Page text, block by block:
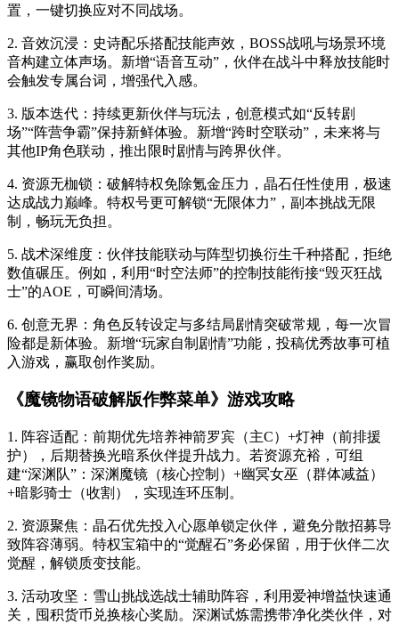
置，一键切换应对不同战场。
2. 音效沉浸：史诗配乐搭配技能声效，BOSS战吼与场景环境
音构建立体声场。新增“语音互动”，伙伴在战斗中释放技能时
会触发专属台词，增强代入感。
3. 版本迭代：持续更新伙伴与玩法，创意模式如“反转剧
场”“阵营争霸”保持新鲜体验。新增“跨时空联动”，未来将与
其他IP角色联动，推出限时剧情与跨界伙伴。
4. 资源无枷锁：破解特权免除氪金压力，晶石任性使用，极速
达成战力巅峰。特权号更可解锁“无限体力”，副本挑战无限
制，畅玩无负担。
5. 战术深维度：伙伴技能联动与阵型切换衍生千种搭配，拒绝
数值碾压。例如，利用“时空法师”的控制技能衔接“毁灭狂战
士”的AOE，可瞬间清场。
6. 创意无界：角色反转设定与多结局剧情突破常规，每一次冒
险都是新体验。新增“玩家自制剧情”功能，投稿优秀故事可植
入游戏，赢取创作奖励。
《魔镜物语破解版作弊菜单》游戏攻略
1. 阵容适配：前期优先培养神箭罗宾（主C）+灯神（前排援
护），后期替换光暗系伙伴提升战力。若资源充裕，可组
建“深渊队”：深渊魔镜（核心控制）+幽冥女巫（群体减益）
+暗影骑士（收割），实现连环压制。
2. 资源聚焦：晶石优先投入心愿单锁定伙伴，避免分散招募导
致阵容薄弱。特权宝箱中的“觉醒石”务必保留，用于伙伴二次
觉醒，解锁质变技能。
3. 活动攻坚：雪山挑战选战士辅助阵容，利用爱神增益快速通
关，囤积货币兑换核心奖励。深渊试炼需携带净化类伙伴，对